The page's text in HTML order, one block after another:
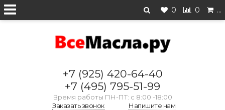
0 0 …
+7 (925) 420-64-40
+7 (495) 795-51-99
Время работы ПН-ПТ: с 8:00 -18:00
Заказать звонок
Напишите нам